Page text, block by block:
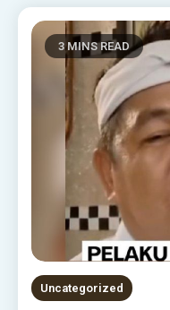
3 MINS READ
Uncategorized